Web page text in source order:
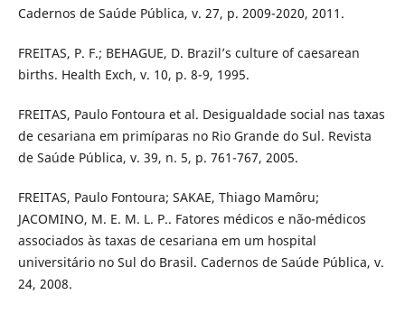
Cadernos de Saúde Pública, v. 27, p. 2009-2020, 2011.
FREITAS, P. F.; BEHAGUE, D. Brazil’s culture of caesarean
births. Health Exch, v. 10, p. 8-9, 1995.
FREITAS, Paulo Fontoura et al. Desigualdade social nas taxas
de cesariana em primíparas no Rio Grande do Sul. Revista
de Saúde Pública, v. 39, n. 5, p. 761-767, 2005.
FREITAS, Paulo Fontoura; SAKAE, Thiago Mamôru;
JACOMINO, M. E. M. L. P.. Fatores médicos e não-médicos
associados às taxas de cesariana em um hospital
universitário no Sul do Brasil. Cadernos de Saúde Pública, v.
24, 2008.